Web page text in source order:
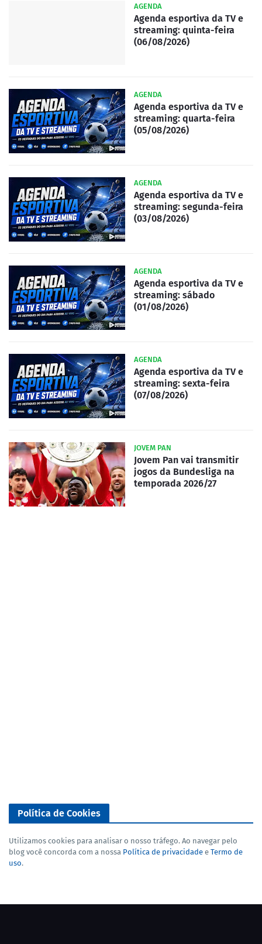
AGENDA
Agenda esportiva da TV e
streaming: quinta-feira
(06/08/2026)
AGENDA
Agenda esportiva da TV e
streaming: quarta-feira
(05/08/2026)
AGENDA
Agenda esportiva da TV e
streaming: segunda-feira
(03/08/2026)
AGENDA
Agenda esportiva da TV e
streaming: sábado
(01/08/2026)
AGENDA
Agenda esportiva da TV e
streaming: sexta-feira
(07/08/2026)
JOVEM PAN
Jovem Pan vai transmitir
jogos da Bundesliga na
temporada 2026/27
Política de Cookies
Utilizamos cookies para analisar o nosso tráfego. Ao navegar pelo
blog você concorda com a nossa Política de privacidade e Termo de
uso.